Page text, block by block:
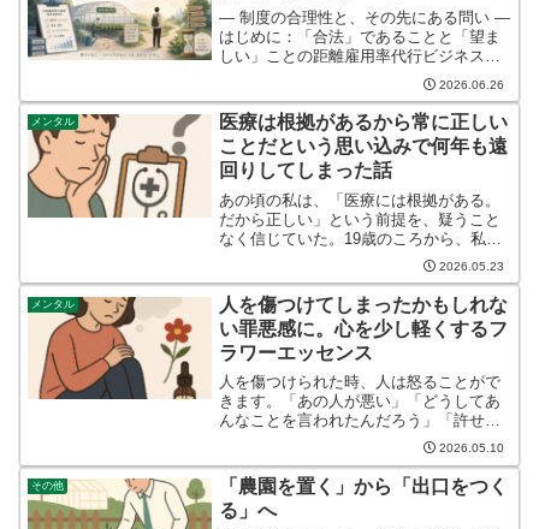
― 制度の合理性と、その先にある問い ―
はじめに：「合法」であることと「望ま
しい」ことの距離雇用率代行ビジネス
は、違法ではない。単純に「制度の穴を
突いている」とも言い切れない。むしろ
現行の障害者雇用制度の枠内で、企業、
障害者、行政のそれぞれ...
2026.06.26
メンタル
医療は根拠があるから常に正しい
ことだという思い込みで何年も遠
回りしてしまった話
あの頃の私は、「医療には根拠がある。
だから正しい」という前提を、疑うこと
なく信じていた。19歳のころから、私は
ひきこもり生活に入った。きっかけは、
不安と吐き気だった。理由もはっきりし
ないまま、じわじわと日常を侵食してい
くそれらの症状は、やが...
2026.05.23
メンタル
人を傷つけてしまったかもしれな
い罪悪感に。心を少し軽くするフ
ラワーエッセンス
人を傷つけられた時、人は怒ることがで
きます。「あの人が悪い」「どうしてあ
んなことを言われたんだろう」「許せな
い」そうやって怒りを外に向けること
で、なんとか心を保てることがありま
す。でも、もし自分が誰かを傷つけてし
まった側だったら。しかも、そ...
2026.05.10
その他
「農園を置く」から「出口をつく
る」へ